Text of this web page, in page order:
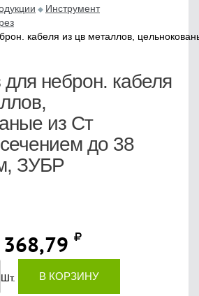
Инструмент
кабеля из цв металлов,
для неброн. кабеля
из Ст
до 38
ЗУБР
368,79
Шт. В КОРЗИНУ